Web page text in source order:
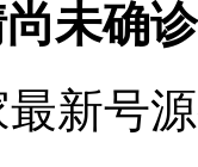
未确
新号